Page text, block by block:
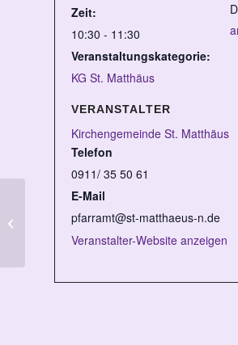
Zeit:
10:30 - 11:30
Veranstaltungskategorie:
KG St. Matthäus
VERANSTALTER
Kirchengemeinde St. Matthäus
Telefon
0911/ 35 50 61
E-Mail
pfarramt@st-matthaeus-n.de
Veranstalter-Website anzeigen
Kindergottesdienst